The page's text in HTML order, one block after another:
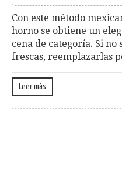
Con este método
horno se obtiene un
cena de categoría. Si no
frescas, reemplazarlas
Leer más